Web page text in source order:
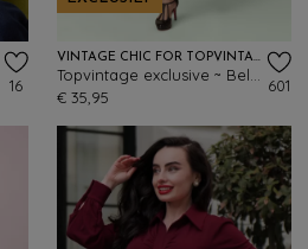
16
VINTAGE CHIC FOR TOPVINTAGE
€ 35,95
601